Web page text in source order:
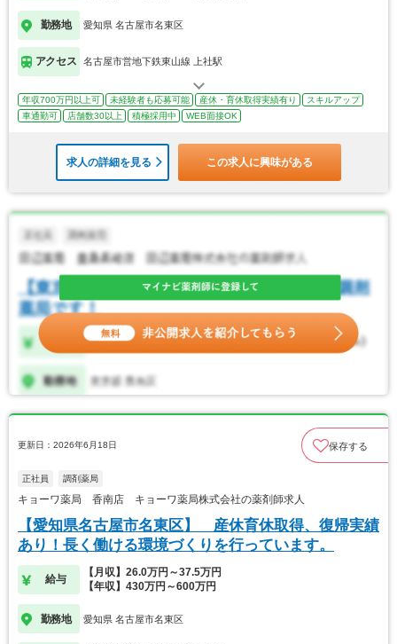
勤務地 愛知県 名古屋市名東区
アクセス 名古屋市営地下鉄東山線 上社駅
年収700万円以上可 未経験者も応募可能 産休・育休取得実績有り
スキルアップ
車通勤可
店舗数30以上 積極採用中 WEB面接OK
求人の詳細を見る この求人に興味がある
更新日：2026年6月18日 保存する
正社員 調剤薬局
キョーワ薬局 香南店 キョーワ薬局株式会社の薬剤師求人
【愛知県名古屋市名東区】 産休育休取得、復帰実績
あり！長く働ける環境づくりを行っています。
給与
【月収】26.0万円～37.5万円
【年収】430万円～600万円
勤務地 愛知県 名古屋市名東区